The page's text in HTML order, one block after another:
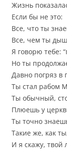
Жизнь
Если бы не это:
Все, что ты
Все, чем ты
Я говорю тебе:
Но ты
Давно погряз в
Ты стал рабом
Ты обычный,
Плюешь у
Ты точно
Такие же, как
И я скажу, твой